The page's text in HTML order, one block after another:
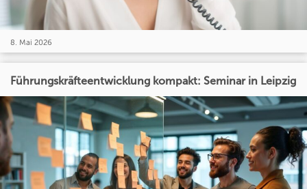
8. Mai 2026
Führungskräfteentwicklung kompakt: Seminar in Leipzig